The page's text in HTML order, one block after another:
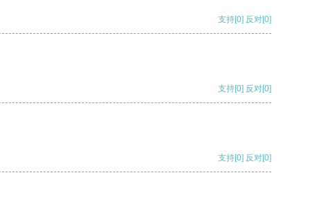
支持[0] 反对[0]
支持[0] 反对[0]
支持[0] 反对[0]